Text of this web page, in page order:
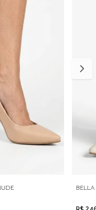
pé do dedão até o
folga para garantir conforto
opte pelo maior para um
a primeira troca é
FINO OFF WHITE